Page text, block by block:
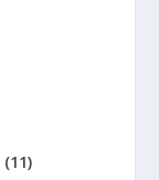
(11)